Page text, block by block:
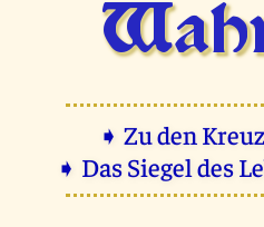
➧ Zu den
➧ Das Siegel des